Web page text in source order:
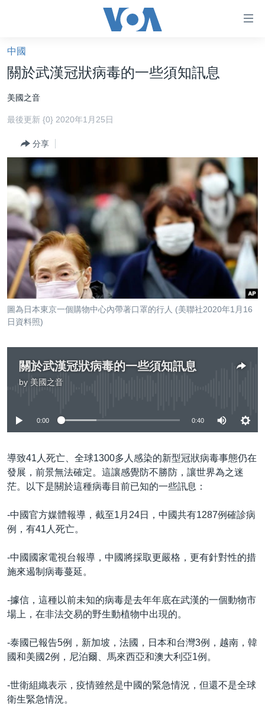
礙
鏈
接
跳
轉
容
轉
導
航
跳
轉
檢
索
美國大選2024
港澳
台灣
美中關係
海外港人
新聞自由
揭謊頻道
美國
中國
國際
經貿
視頻
VOA 60秒 (國際)
美國專訊
YOUTUBE頻道
時事經緯
新聞音頻
港人港心
建國史話
廣播節目表
國語
其他語言網站
中國
關於武漢冠狀病毒的一些須知訊息
美國之音
最後更新 {0} 2020年1月25日
分享
圖為日本東京一個購物中心內帶著口罩的行人 (美聯社2020年1月16
日資料照)
關於武漢冠狀病毒的一些須知訊息
by 美國之音
0:00 0:40
導致41人死亡、全球1300多人感染的新型冠狀病毒事態仍在
發展，前景無法確定。這讓感覺防不勝防，讓世界為之迷
茫。以下是關於這種病毒目前已知的一些訊息：
-中國官方媒體報導，截至1月24日，中國共有1287例確診病
例，有41人死亡。
-中國國家電視台報導，中國將採取更嚴格，更有針對性的措
施來遏制病毒蔓延。
-據信，這種以前未知的病毒是去年年底在武漢的一個動物市
場上，在非法交易的野生動植物中出現的。
-泰國已報告5例，新加坡，法國，日本和台灣3例，越南，韓
國和美國2例，尼泊爾、馬來西亞和澳大利亞1例。
-世衛組織表示，疫情雖然是中國的緊急情況，但還不是全球
衛生緊急情況。